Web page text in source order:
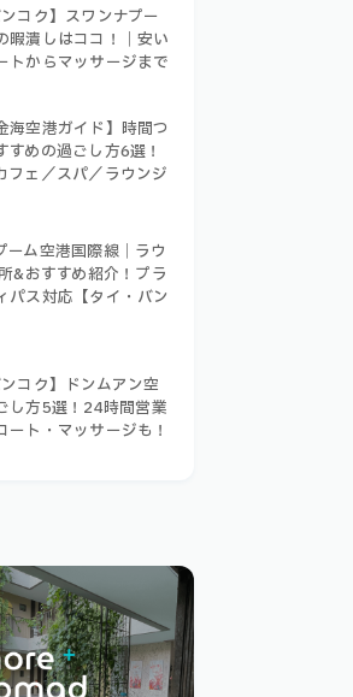
ンコク】スワンナプー
暇潰しはココ！｜安い
トからマッサージまで
海空港ガイド】時間つ
すめの過ごし方6選！
フェ／スパ／ラウンジ
ーム空港国際線｜ラウ
&おすすめ紹介！プラ
パス対応【タイ・バン
ンコク】ドンムアン空
し方5選！24時間営業
ート・マッサージも！